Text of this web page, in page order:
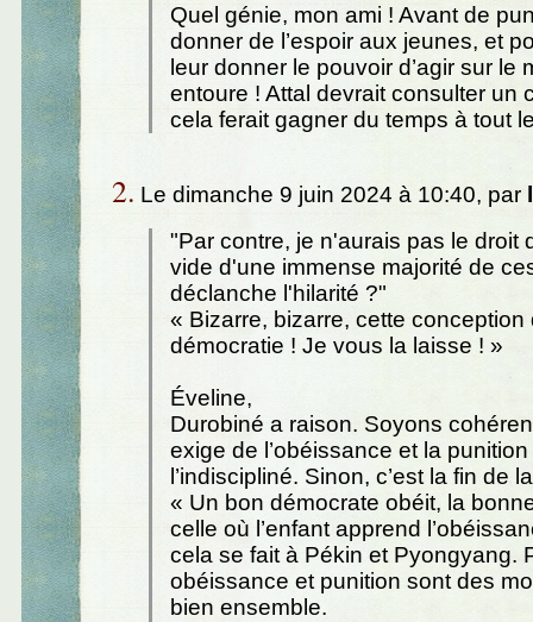
Quel génie, mon ami ! Avant de
donner de l’espoir aux jeunes, et
leur donner le pouvoir d’agir sur le
entoure ! Attal devrait consulter un
cela ferait gagner du temps à tout
2. Le dimanche 9 juin 2024 à 10:40, par
"Par contre, je n'aurais pas le droit
vide d'une immense majorité de
déclanche l'hilarité ?"
« Bizarre, bizarre, cette conception
démocratie ! Je vous la laisse ! »
Éveline,
Durobiné a raison. Soyons
exige de l’obéissance et la
l’indiscipliné. Sinon, c’est la fin de
« Un bon démocrate obéit, la
celle où l’enfant apprend
cela se fait à Pékin et Pyongyang.
obéissance et punition sont des
bien ensemble.